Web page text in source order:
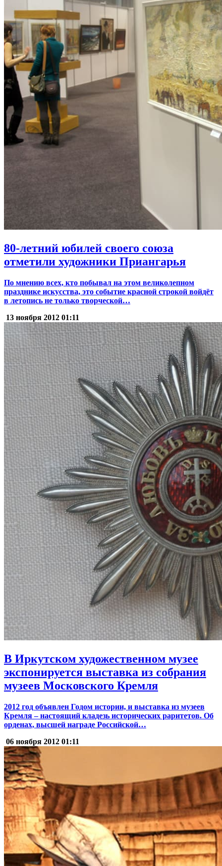
80-летний юбилей своего союза
отметили художники Приангарья
По мнению всех, кто побывал на этом великолепном
празднике искусства, это событие красной строкой войдёт
в летопись не только творческой…
13 ноября 2012 01:11
В Иркутском художественном музее
экспонируется выставка из собрания
музеев Московского Кремля
2012 год объявлен Годом истории, и выставка из музеев
Кремля – настоящий кладезь исторических раритетов. Об
орденах, высшей награде Российской…
06 ноября 2012 01:11